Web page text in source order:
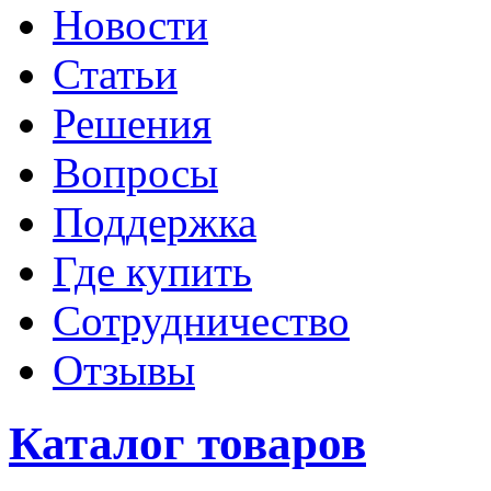
Новости
Статьи
Решения
Вопросы
Поддержка
Где купить
Сотрудничество
Отзывы
Каталог товаров